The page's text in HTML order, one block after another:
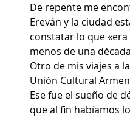
De repente me
Ereván y la ciudad
constatar lo que
menos de una
Otro de mis viajes a
Unión Cultural
Ese fue el sueño de
que al fin habíamos